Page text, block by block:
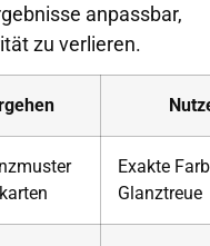
anpassbar,
zu verlieren.
Exakte
Glanztreue